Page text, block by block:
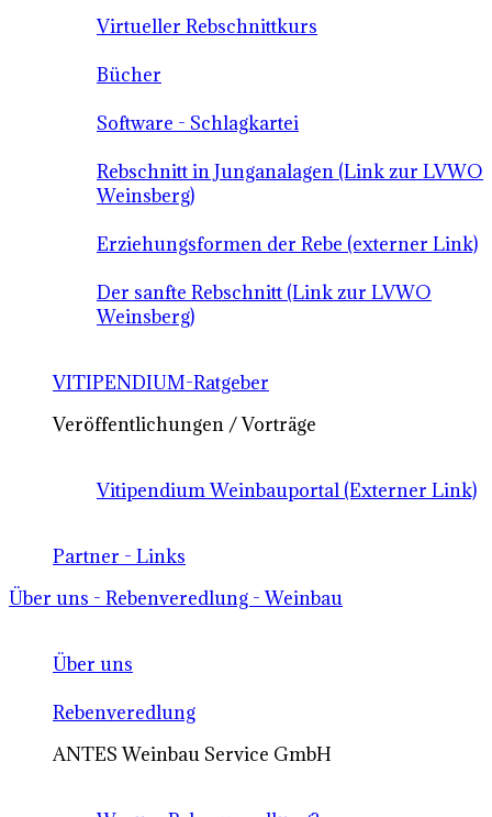
Virtueller Rebschnittkurs
Bücher
Software - Schlagkartei
Rebschnitt in Junganalagen (Link zur LVWO
Weinsberg)
Erziehungsformen der Rebe (externer Link)
Der sanfte Rebschnitt (Link zur LVWO
Weinsberg)
VITIPENDIUM-Ratgeber
Veröffentlichungen / Vorträge
Vitipendium Weinbauportal (Externer Link)
Partner - Links
Über uns - Rebenveredlung - Weinbau
Über uns
Rebenveredlung
ANTES Weinbau Service GmbH